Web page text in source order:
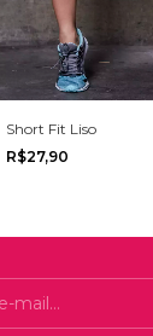
Short Fit Liso
R$27,90